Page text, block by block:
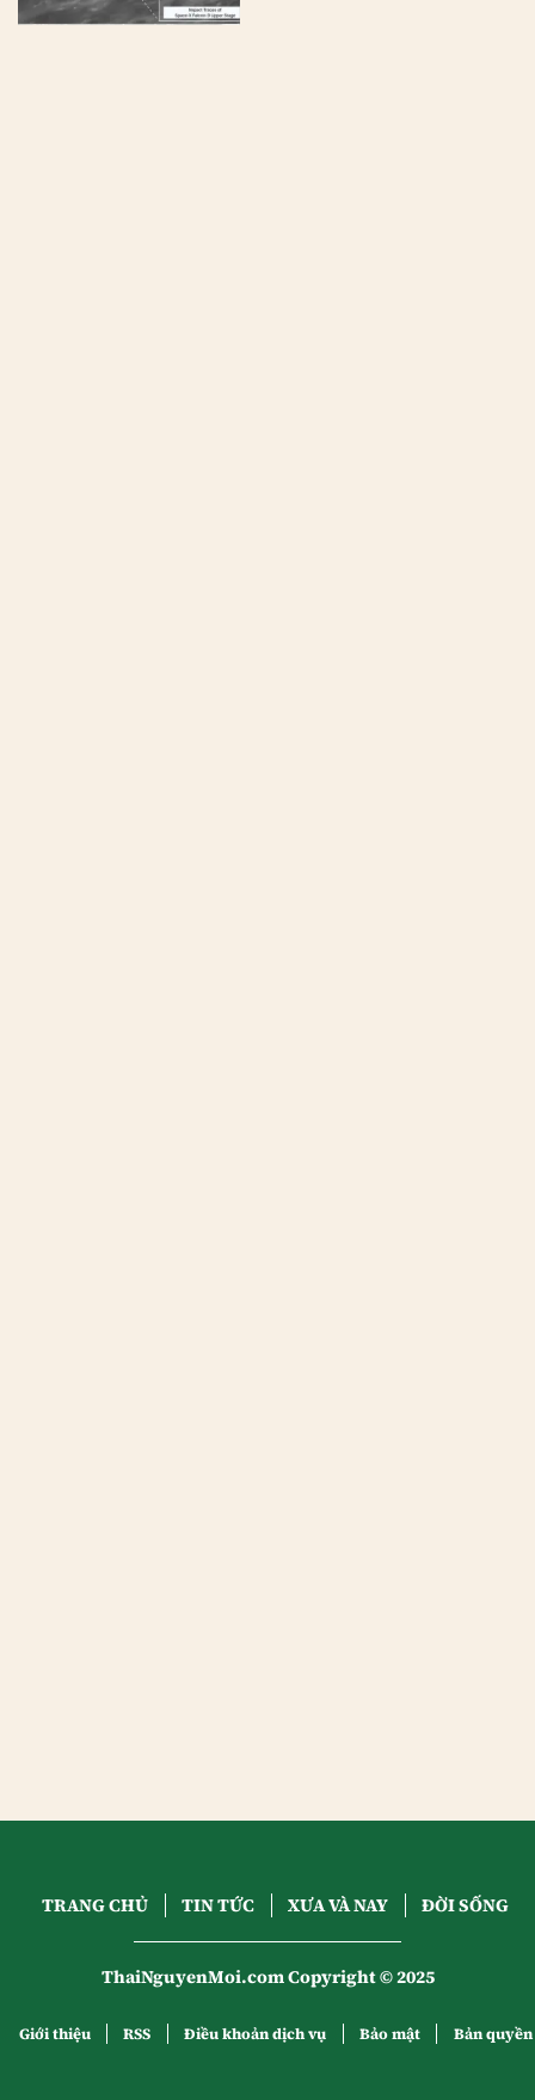
TRANG CHỦ TIN TỨC XƯA VÀ NAY ĐỜI SỐNG
ThaiNguyenMoi.com Copyright © 2025
Giới thiệu RSS Điều khoản dịch vụ Bảo mật Bản quyền